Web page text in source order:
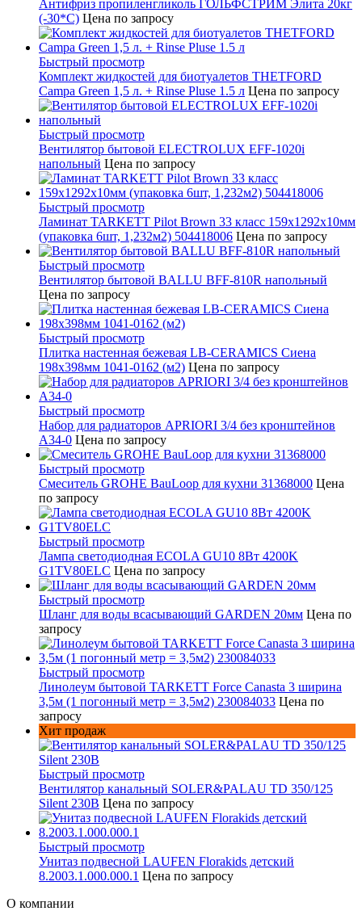
Антифриз пропиленгликоль ГОЛЬФСТРИМ Элита 20кг
(-30*С) Цена по запросу
Быстрый просмотр
Комплект жидкостей для биотуалетов THETFORD
Campa Green 1,5 л. + Rinse Pluse 1.5 л Цена по запросу
Быстрый просмотр
Вентилятор бытовой ELECTROLUX EFF-1020i
напольный Цена по запросу
Быстрый просмотр
Ламинат TARKETT Pilot Brown 33 класс 159х1292х10мм
(упаковка 6шт, 1,232м2) 504418006 Цена по запросу
Быстрый просмотр
Вентилятор бытовой BALLU BFF-810R напольный
Цена по запросу
Быстрый просмотр
Плитка настенная бежевая LB-CERAMICS Сиена
198x398мм 1041-0162 (м2) Цена по запросу
Быстрый просмотр
Набор для радиаторов APRIORI 3/4 без кронштейнов
A34-0 Цена по запросу
Быстрый просмотр
Смеситель GROHE BauLoop для кухни 31368000 Цена
по запросу
Быстрый просмотр
Лампа светодиодная ECOLA GU10 8Вт 4200K
G1TV80ELC Цена по запросу
Быстрый просмотр
Шланг для воды всасывающий GARDEN 20мм Цена по
запросу
Быстрый просмотр
Линолеум бытовой TARKETT Force Canasta 3 ширина
3,5м (1 погонный метр = 3,5м2) 230084033 Цена по
запросу
Хит продаж
Быстрый просмотр
Вентилятор канальный SOLER&PALAU TD 350/125
Silent 230В Цена по запросу
Быстрый просмотр
Унитаз подвесной LAUFEN Florakids детский
8.2003.1.000.000.1 Цена по запросу
О компании